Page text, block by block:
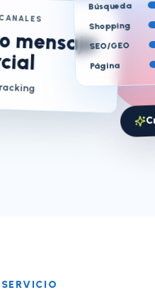
mensaje
Búsqueda
Shopping
SEO/GEO
Página